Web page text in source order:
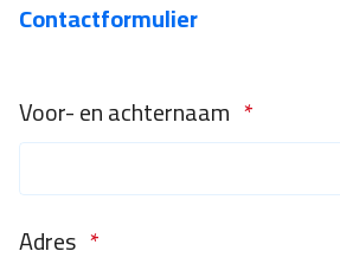
Contactformulier
Voor- en achternaam *
Adres *